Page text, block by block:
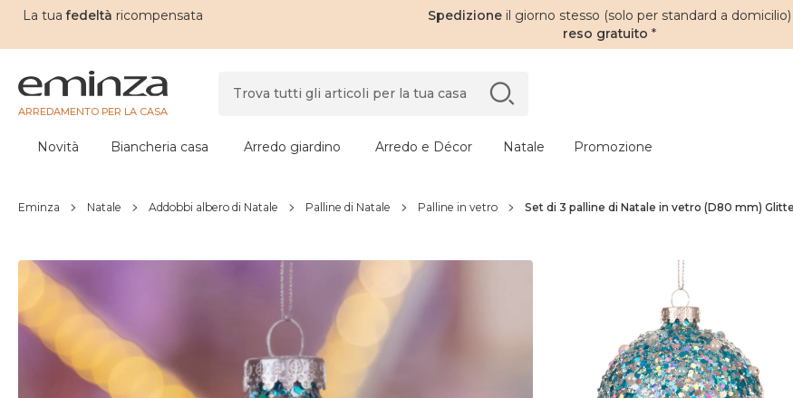
La tua fedeltà ricompensata Spedizione il giorno stesso (solo per standard a domicilio)
reso gratuito *
ARREDAMENTO PER LA CASA
Novità Biancheria casa Arredo giardino Arredo e Décor Natale Promozione
Eminza Natale Addobbi albero di Natale Palline di Natale Palline in vetro Set di 3 palline di Natale in vetro (D80 mm)